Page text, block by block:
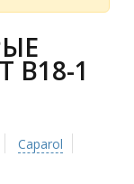
B18-1
Caparol